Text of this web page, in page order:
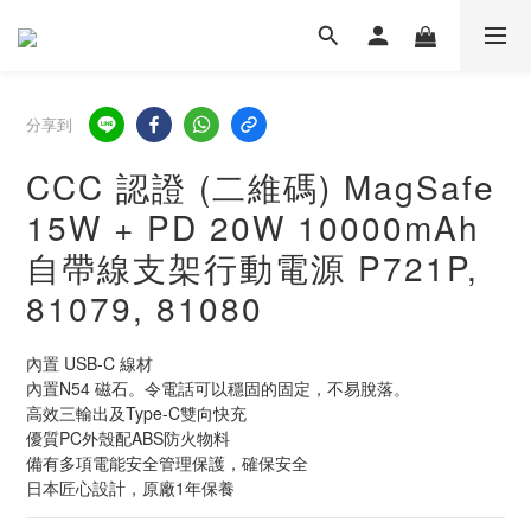
分享到
CCC 認證 (二維碼) MagSafe
15W + PD 20W 10000mAh
自帶線支架行動電源 P721P,
81079, 81080
內置 USB-C 線材
內置N54 磁石。令電話可以穩固的固定，不易脫落。
高效三輸出及Type-C雙向快充
優質PC外殼配ABS防火物料
備有多項電能安全管理保護，確保安全
日本匠心設計，原廠1年保養